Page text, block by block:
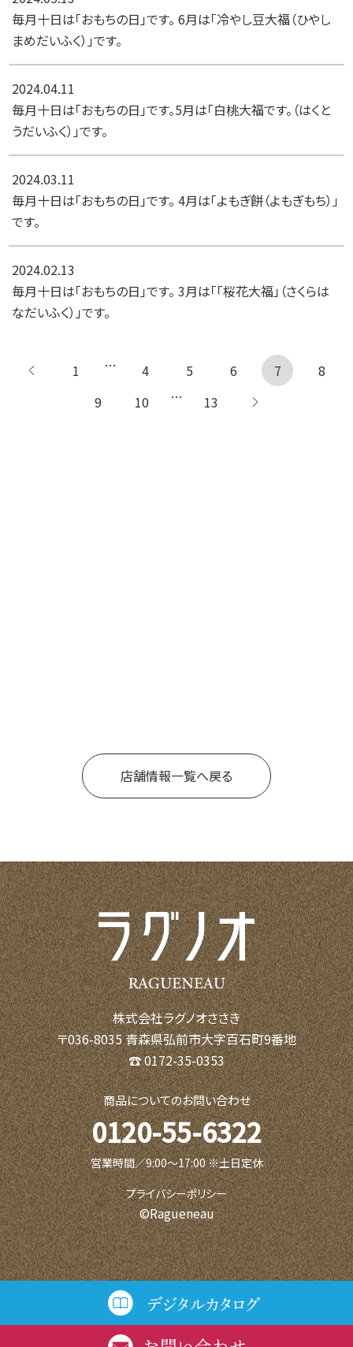
毎月十日は「おもちの日」です。 6月は「冷やし豆大福（ひやし
まめだいふく）」です。
2024.04.11
毎月十日は「おもちの日」です。5月は「白桃大福です。（はくと
うだいふく）」です。
2024.03.11
毎月十日は「おもちの日」です。 4月は「よもぎ餅（よもぎもち）」
です。
2024.02.13
毎月十日は「おもちの日」です。 3月は「「桜花大福」（さくらは
なだいふく）」です。
← 前へ
1 … 4 5 6 7
8
9
10 … 13
店舗情報一覧へ戻る
株式会社ラグノオささき
〒036-8035 青森県弘前市大字百石町9番地
☎ 0172-35-0353
商品についてのお問い合わせ
0120-55-6322
営業時間／9:00〜17:00 ※土日定休
プライバシーポリシー
©Ragueneau